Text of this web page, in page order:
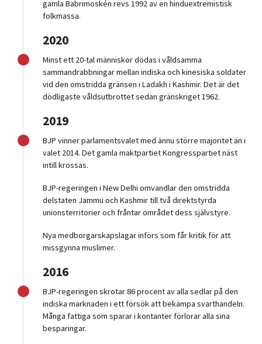
gamla Babrimoskén revs 1992 av en hinduextremistisk
folkmassa.
2020
Minst ett 20-tal människor dödas i våldsamma
sammandrabbningar mellan indiska och kinesiska soldater
vid den omstridda gränsen i Ladakh i Kashmir. Det är det
dödligaste våldsutbrottet sedan gränskriget 1962.
2019
BJP vinner parlamentsvalet med ännu större majoritet än i
valet 2014. Det gamla maktpartiet Kongresspartiet näst
intill krossas.
BJP-regeringen i New Delhi omvandlar den omstridda
delstaten Jammu och Kashmir till två direktstyrda
unionsterritorier och fråntar området dess självstyre.
Nya medborgarskapslagar införs som får kritik för att
missgynna muslimer.
2016
BJP-regeringen skrotar 86 procent av alla sedlar på den
indiska marknaden i ett försök att bekämpa svarthandeln.
Många fattiga som sparar i kontanter förlorar alla sina
besparingar.